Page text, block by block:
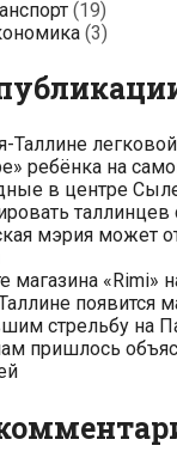
(19)
(3)
Таллине
ребёнка на
в центре
таллинцев
мэрия может
магазина «Rimi»
появится
стрельбу на
пришлось